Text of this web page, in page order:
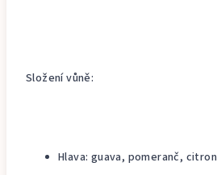
Složení vůně:
Hlava: guava, pomeranč, citron